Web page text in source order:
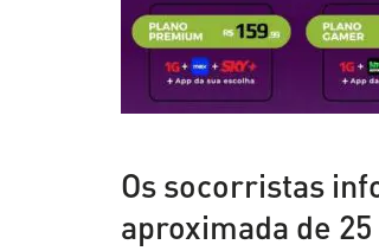
Os socorristas
aproximada de